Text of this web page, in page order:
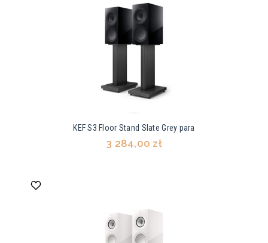
KEF S3 Floor Stand Slate Grey para
3 284,00 zł